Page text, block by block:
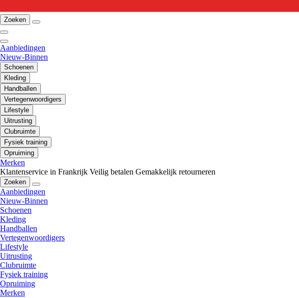
Zoeken
Aanbiedingen
Nieuw-Binnen
Schoenen
Kleding
Handballen
Vertegenwoordigers
Lifestyle
Uitrusting
Clubruimte
Fysiek training
Opruiming
Merken
Klantenservice in Frankrijk Veilig betalen Gemakkelijk retourneren
Zoeken
Aanbiedingen
Nieuw-Binnen
Schoenen
Kleding
Handballen
Vertegenwoordigers
Lifestyle
Uitrusting
Clubruimte
Fysiek training
Opruiming
Merken